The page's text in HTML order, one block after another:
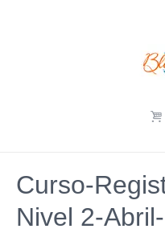
Curso-
Nivel 2-